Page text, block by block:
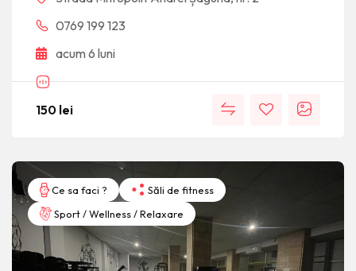
0769 199 123
acum 6 luni
150 lei
Ce sa faci ?
Săli de fitness
Sport / Wellness / Relaxare